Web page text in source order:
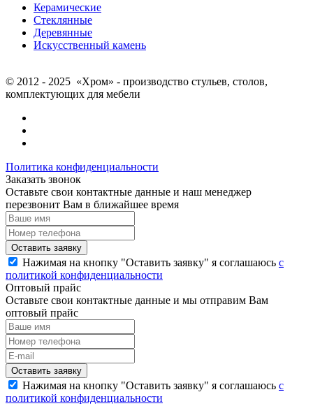
Керамические
Стеклянные
Деревянные
Искусственный камень
© 2012 - 2025 «Хром» - производство стульев, столов,
комплектующих для мебели
Политика конфиденциальности
Заказать звонок
Оставьте свои контактные данные и наш менеджер
перезвонит Вам в ближайшее время
Нажимая на кнопку "Оставить заявку" я соглашаюсь с
политикой конфиденциальности
Оптовый прайс
Оставьте свои контактные данные и мы отправим Вам
оптовый прайс
Нажимая на кнопку "Оставить заявку" я соглашаюсь с
политикой конфиденциальности